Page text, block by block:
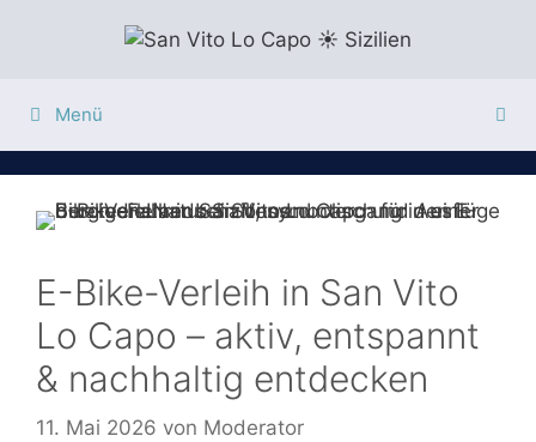
Menü
E-Bike-Verleih in San Vito
Lo Capo – aktiv, entspannt
& nachhaltig entdecken
11. Mai 2026 von Moderator